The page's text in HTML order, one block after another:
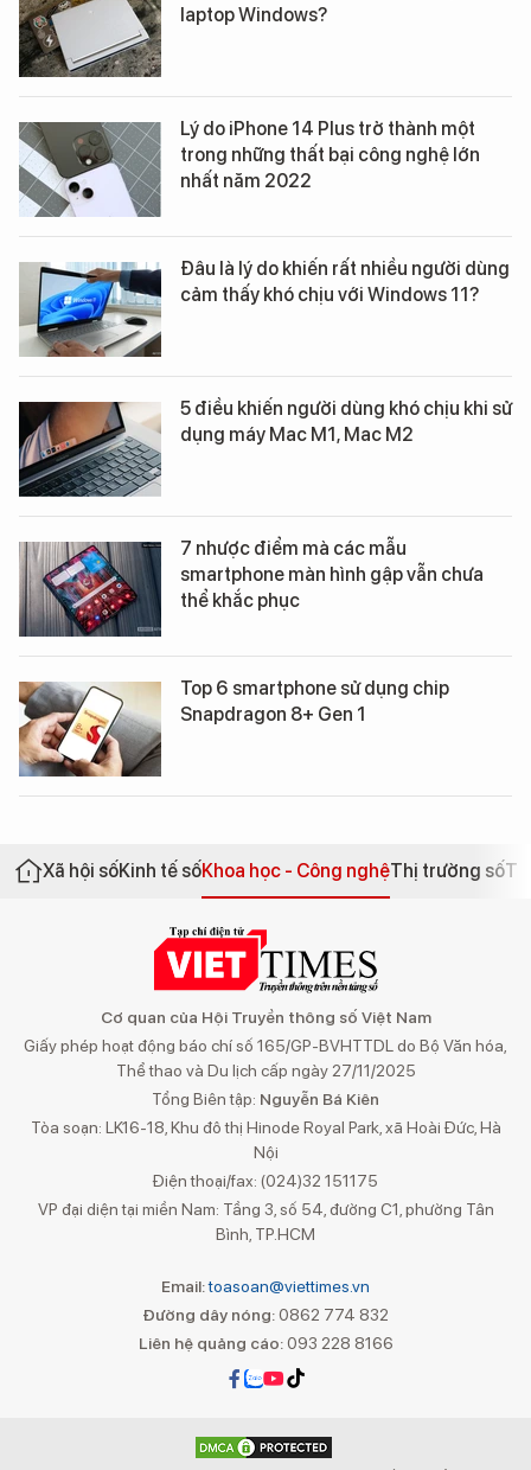
laptop Windows?
Lý do iPhone 14 Plus trở thành một
trong những thất bại công nghệ lớn
nhất năm 2022
Đâu là lý do khiến rất nhiều người dùng
cảm thấy khó chịu với Windows 11?
5 điều khiến người dùng khó chịu khi sử
dụng máy Mac M1, Mac M2
7 nhược điểm mà các mẫu
smartphone màn hình gập vẫn chưa
thể khắc phục
Top 6 smartphone sử dụng chip
Snapdragon 8+ Gen 1
Xã hội sốKinh tế sốKhoa học - Công nghệThị trường số
Cơ quan của Hội Truyền thông số Việt Nam
Giấy phép hoạt động báo chí số 165/GP-BVHTTDL do Bộ Văn hóa,
Thể thao và Du lịch cấp ngày 27/11/2025
Tổng Biên tập: Nguyễn Bá Kiên
Tòa soạn: LK16-18, Khu đô thị Hinode Royal Park, xã Hoài Đức, Hà
Nội
Điện thoại/fax: (024)32 151175
VP đại diện tại miền Nam: Tầng 3, số 54, đường C1, phường Tân
Bình, TP.HCM
Email:toasoan@viettimes.vn
Đường dây nóng: 0862 774 832
Liên hệ quảng cáo:093 228 8166